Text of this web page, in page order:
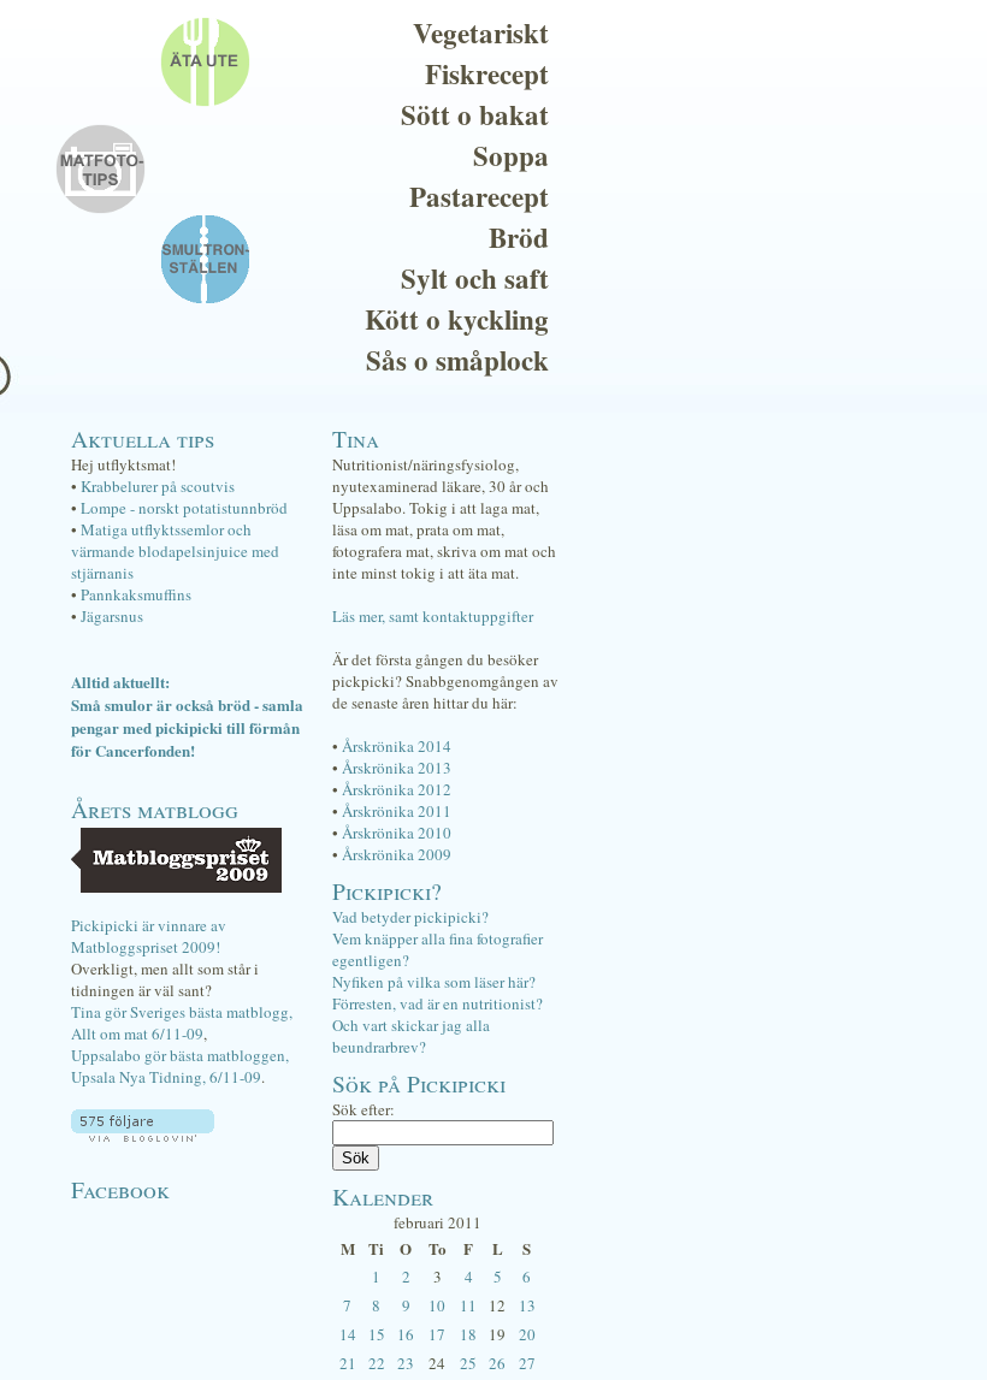
Vegetariskt
Fiskrecept
Sött o bakat
Soppa
Pastarecept
Bröd
Sylt och saft
Kött o kyckling
Sås o småplock
Aktuella tips
Hej utflyktsmat!
• Krabbelurer på scoutvis
• Lompe - norskt potatistunnbröd
• Matiga utflyktssemlor och
värmande blodapelsinjuice med
stjärnanis
• Pannkaksmuffins
• Jägarsnus
Alltid aktuellt:
Små smulor är också bröd - samla
pengar med pickipicki till förmån
för Cancerfonden!
Årets matblogg
Pickipicki är vinnare av
Matbloggspriset 2009!
Overkligt, men allt som står i
tidningen är väl sant?
Tina gör Sveriges bästa matblogg,
Allt om mat 6/11-09,
Uppsalabo gör bästa matbloggen,
Upsala Nya Tidning, 6/11-09.
Facebook
Tina
Nutritionist/näringsfysiolog,
nyutexaminerad läkare, 30 år och
Uppsalabo. Tokig i att laga mat,
läsa om mat, prata om mat,
fotografera mat, skriva om mat och
inte minst tokig i att äta mat.
Läs mer, samt kontaktuppgifter
Är det första gången du besöker
pickpicki? Snabbgenomgången av
de senaste åren hittar du här:
• Årskrönika 2014
• Årskrönika 2013
• Årskrönika 2012
• Årskrönika 2011
• Årskrönika 2010
• Årskrönika 2009
Pickipicki?
Vad betyder pickipicki?
Vem knäpper alla fina fotografier
egentligen?
Nyfiken på vilka som läser här?
Förresten, vad är en nutritionist?
Och vart skickar jag alla
beundrarbrev?
Sök på Pickipicki
Sök efter:
Kalender
februari 2011
M Ti O To F L S
1 2 3 4 5
6
7
8 9 10 11 12
13
14
15 16 17 18 19
20
21
22 23 24 25 26
27